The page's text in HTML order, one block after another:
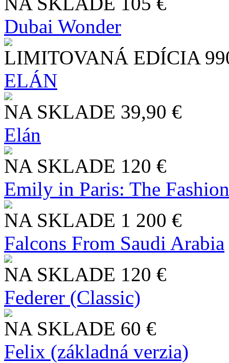
Dubai Wonder
LIMITOVANÁ EDÍCIA
ELÁN
NA SKLADE 39,90 €
Elán
NA SKLADE 120 €
Emily in Paris: The
NA SKLADE 1 200 €
Falcons From Saudi Arabia
NA SKLADE 120 €
Federer (Classic)
NA SKLADE 60 €
Felix (základná verzia)